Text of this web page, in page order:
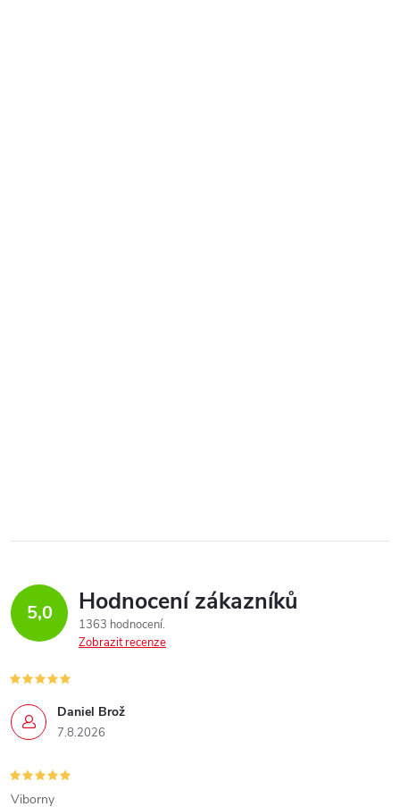
5,0 Hodnocení zákazníků
1363 hodnocení
Zobrazit recenze
Daniel Brož
7.8.2026
Viborny